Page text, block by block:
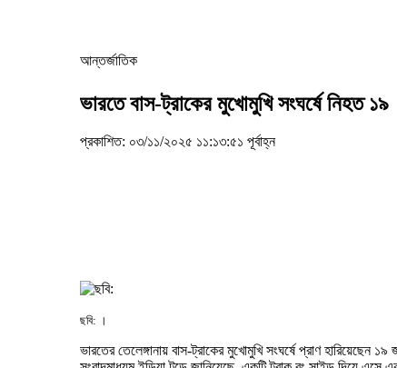
আন্তর্জাতিক
ভারতে বাস-ট্রাকের মুখোমুখি সংঘর্ষে নিহত ১৯
প্রকাশিত: ০৩/১১/২০২৫ ১১:১৩:৫১ পূর্বাহ্ন
ছবি: ।
ভারতের তেলেঙ্গানায় বাস-ট্রাকের মুখোমুখি সংঘর্ষে প্রাণ